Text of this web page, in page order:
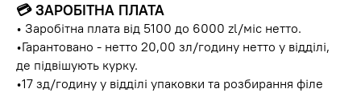
💳 ЗАРОБІТНА ПЛАТА
• Заробітна плата від 5100 до 6000 zl/міс нетто.
•Гарантовано - нетто 20,00 зл/годину нетто у відділі,
де підвішують курку.
•17 зд/годину у відділі упаковки та розбирання філе